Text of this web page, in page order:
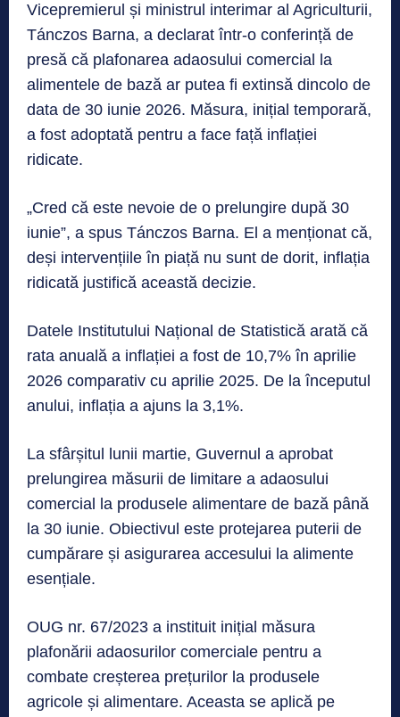
Vicepremierul și ministrul interimar al Agriculturii,
Tánczos Barna, a declarat într-o conferință de
presă că plafonarea adaosului comercial la
alimentele de bază ar putea fi extinsă dincolo de
data de 30 iunie 2026. Măsura, inițial temporară,
a fost adoptată pentru a face față inflației
ridicate.
„Cred că este nevoie de o prelungire după 30
iunie”, a spus Tánczos Barna. El a menționat că,
deși intervențiile în piață nu sunt de dorit, inflația
ridicată justifică această decizie.
Datele Institutului Național de Statistică arată că
rata anuală a inflației a fost de 10,7% în aprilie
2026 comparativ cu aprilie 2025. De la începutul
anului, inflația a ajuns la 3,1%.
La sfârșitul lunii martie, Guvernul a aprobat
prelungirea măsurii de limitare a adaosului
comercial la produsele alimentare de bază până
la 30 iunie. Obiectivul este protejarea puterii de
cumpărare și asigurarea accesului la alimente
esențiale.
OUG nr. 67/2023 a instituit inițial măsura
plafonării adaosurilor comerciale pentru a
combate creșterea prețurilor la produsele
agricole și alimentare. Aceasta se aplică pe